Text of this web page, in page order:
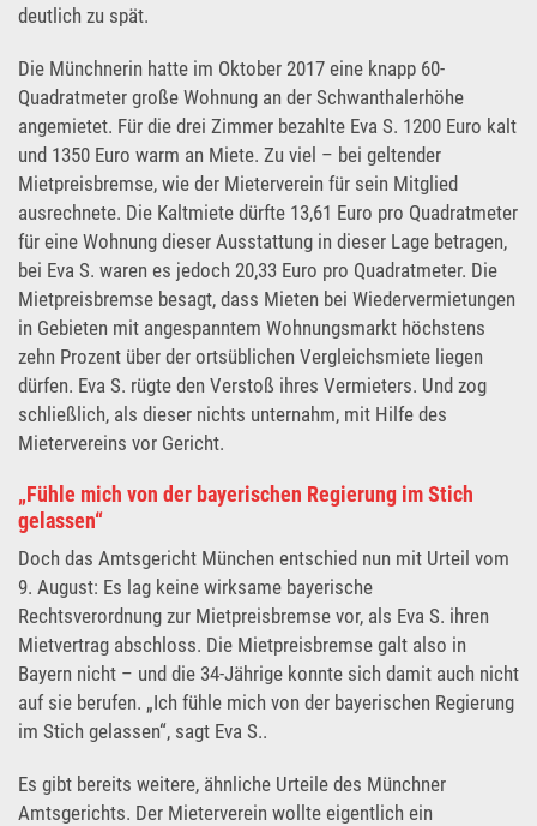
deutlich zu spät.
Die Münchnerin hatte im Oktober 2017 eine knapp 60-
Quadratmeter große Wohnung an der Schwanthalerhöhe
angemietet. Für die drei Zimmer bezahlte Eva S. 1200 Euro kalt
und 1350 Euro warm an Miete. Zu viel – bei geltender
Mietpreisbremse, wie der Mieterverein für sein Mitglied
ausrechnete. Die Kaltmiete dürfte 13,61 Euro pro Quadratmeter
für eine Wohnung dieser Ausstattung in dieser Lage betragen,
bei Eva S. waren es jedoch 20,33 Euro pro Quadratmeter. Die
Mietpreisbremse besagt, dass Mieten bei Wiedervermietungen
in Gebieten mit angespanntem Wohnungsmarkt höchstens
zehn Prozent über der ortsüblichen Vergleichsmiete liegen
dürfen. Eva S. rügte den Verstoß ihres Vermieters. Und zog
schließlich, als dieser nichts unternahm, mit Hilfe des
Mietervereins vor Gericht.
„Fühle mich von der bayerischen Regierung im Stich
gelassen“
Doch das Amtsgericht München entschied nun mit Urteil vom
9. August: Es lag keine wirksame bayerische
Rechtsverordnung zur Mietpreisbremse vor, als Eva S. ihren
Mietvertrag abschloss. Die Mietpreisbremse galt also in
Bayern nicht – und die 34-Jährige konnte sich damit auch nicht
auf sie berufen. „Ich fühle mich von der bayerischen Regierung
im Stich gelassen“, sagt Eva S..
Es gibt bereits weitere, ähnliche Urteile des Münchner
Amtsgerichts. Der Mieterverein wollte eigentlich ein